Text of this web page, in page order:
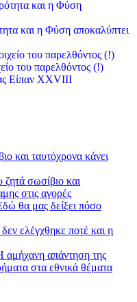
και η Φύση αποκαλύπτει
του παρελθόντος (!)
Είπαν XXVIII
και ταυτόχρονα κάνει
σωσίβιο και
στις αγορές
θα μας δείξει πόσο
ελέγχθηκε ποτέ και η
αμήχανη απάντηση της
στα εθνικά θέματα